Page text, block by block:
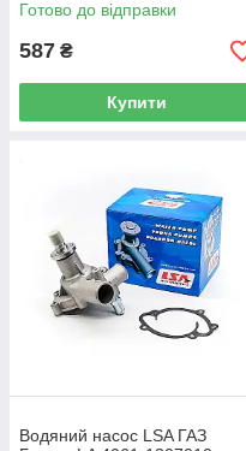
Готово до відправки
587 ₴
Купити
Водяний насос LSA ГАЗ